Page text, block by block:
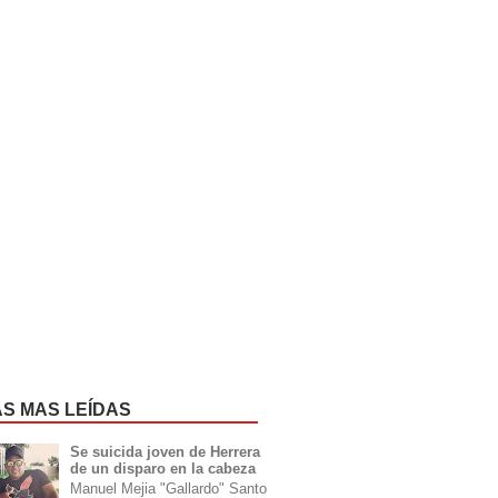
MAS LEÍDAS
Se suicida joven de Herrera
de un disparo en la cabeza
Manuel Mejia "Gallardo" Santo